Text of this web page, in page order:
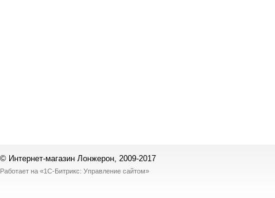
© Интернет-магазин Лонжерон, 2009-2017
Работает на «1С-Битрикс: Управление сайтом»